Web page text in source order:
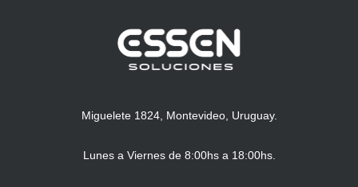
Miguelete 1824, Montevideo, Uruguay.
Lunes a Viernes de 8:00hs a 18:00hs.